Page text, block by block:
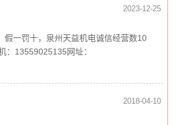
2023-12-25
一罚十，泉州天益机电诚信经营数10
13559025135网址：
2018-04-10